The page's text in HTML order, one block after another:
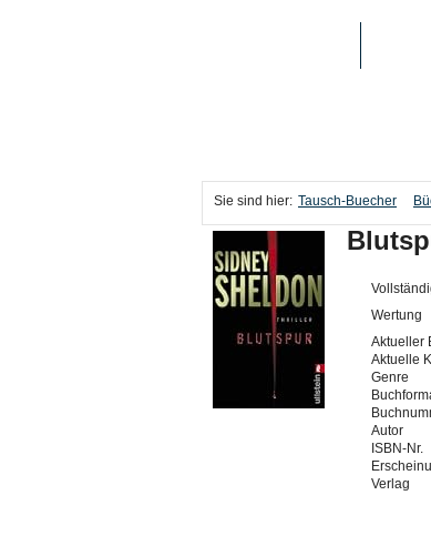
Sie sind hier: Tausch-Buecher
Wertung
Aktueller
Aktuelle
Genre
Autor
ISBN-Nr.
Verlag